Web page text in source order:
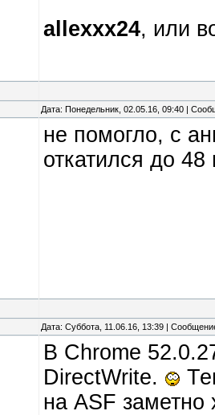
allexxx24, или
Дата: Понедельник, 02.05.16, 09:40 |
не помогло, с
откатился до
Дата: Суббота, 11.06.16, 13:39 |
В Chrome
DirectWrite.
на ASF заметно